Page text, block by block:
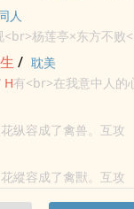
下挂在门上的木牌，...
人
杨莲亭×东方不败
作品都没看过。所以
/ 耽美
H有<br>在我意中人的
对了开头也猜中了这
纵容成了禽兽。互攻
縱容成了禽獸。互攻